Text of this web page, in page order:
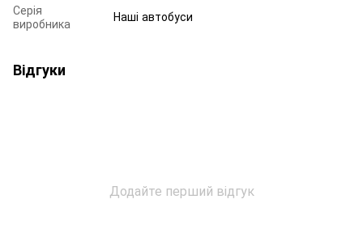
Серія
виробника
Наші автобуси
Відгуки
Додайте перший відгук